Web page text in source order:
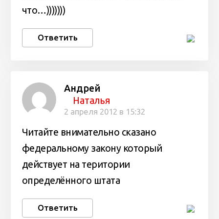
что…)))))))
Ответить
Андрей
Наталья
2 апреля 2012 в 15:32
Читайте внимательно сказано
федеральному закону который
действует на територии
определённого штата
Ответить